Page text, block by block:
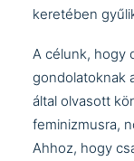
keretében
A célunk, hogy
gondolatoknak
által olvasott
feminizmusra,
Ahhoz, hogy